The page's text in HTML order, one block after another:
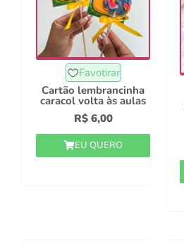
Favotirar
Cartão lembrancinha
caracol volta às aulas
R$6,00
EU QUERO